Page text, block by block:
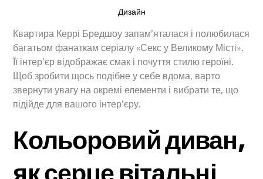
Дизайн
Квартира Керрі Бредшоу запам’яталася і полюбилася
багатьом фанаткам серіалу «Секс у Великому Місті».
Її інтер’єр відображає смак і почуття стилю героїні.
Щоб зробити щось подібне у себе вдома, варто
звернути увагу на окремі елементи і вибрати те, що
підійде для вашого інтер’єру.
Кольоровий диван,